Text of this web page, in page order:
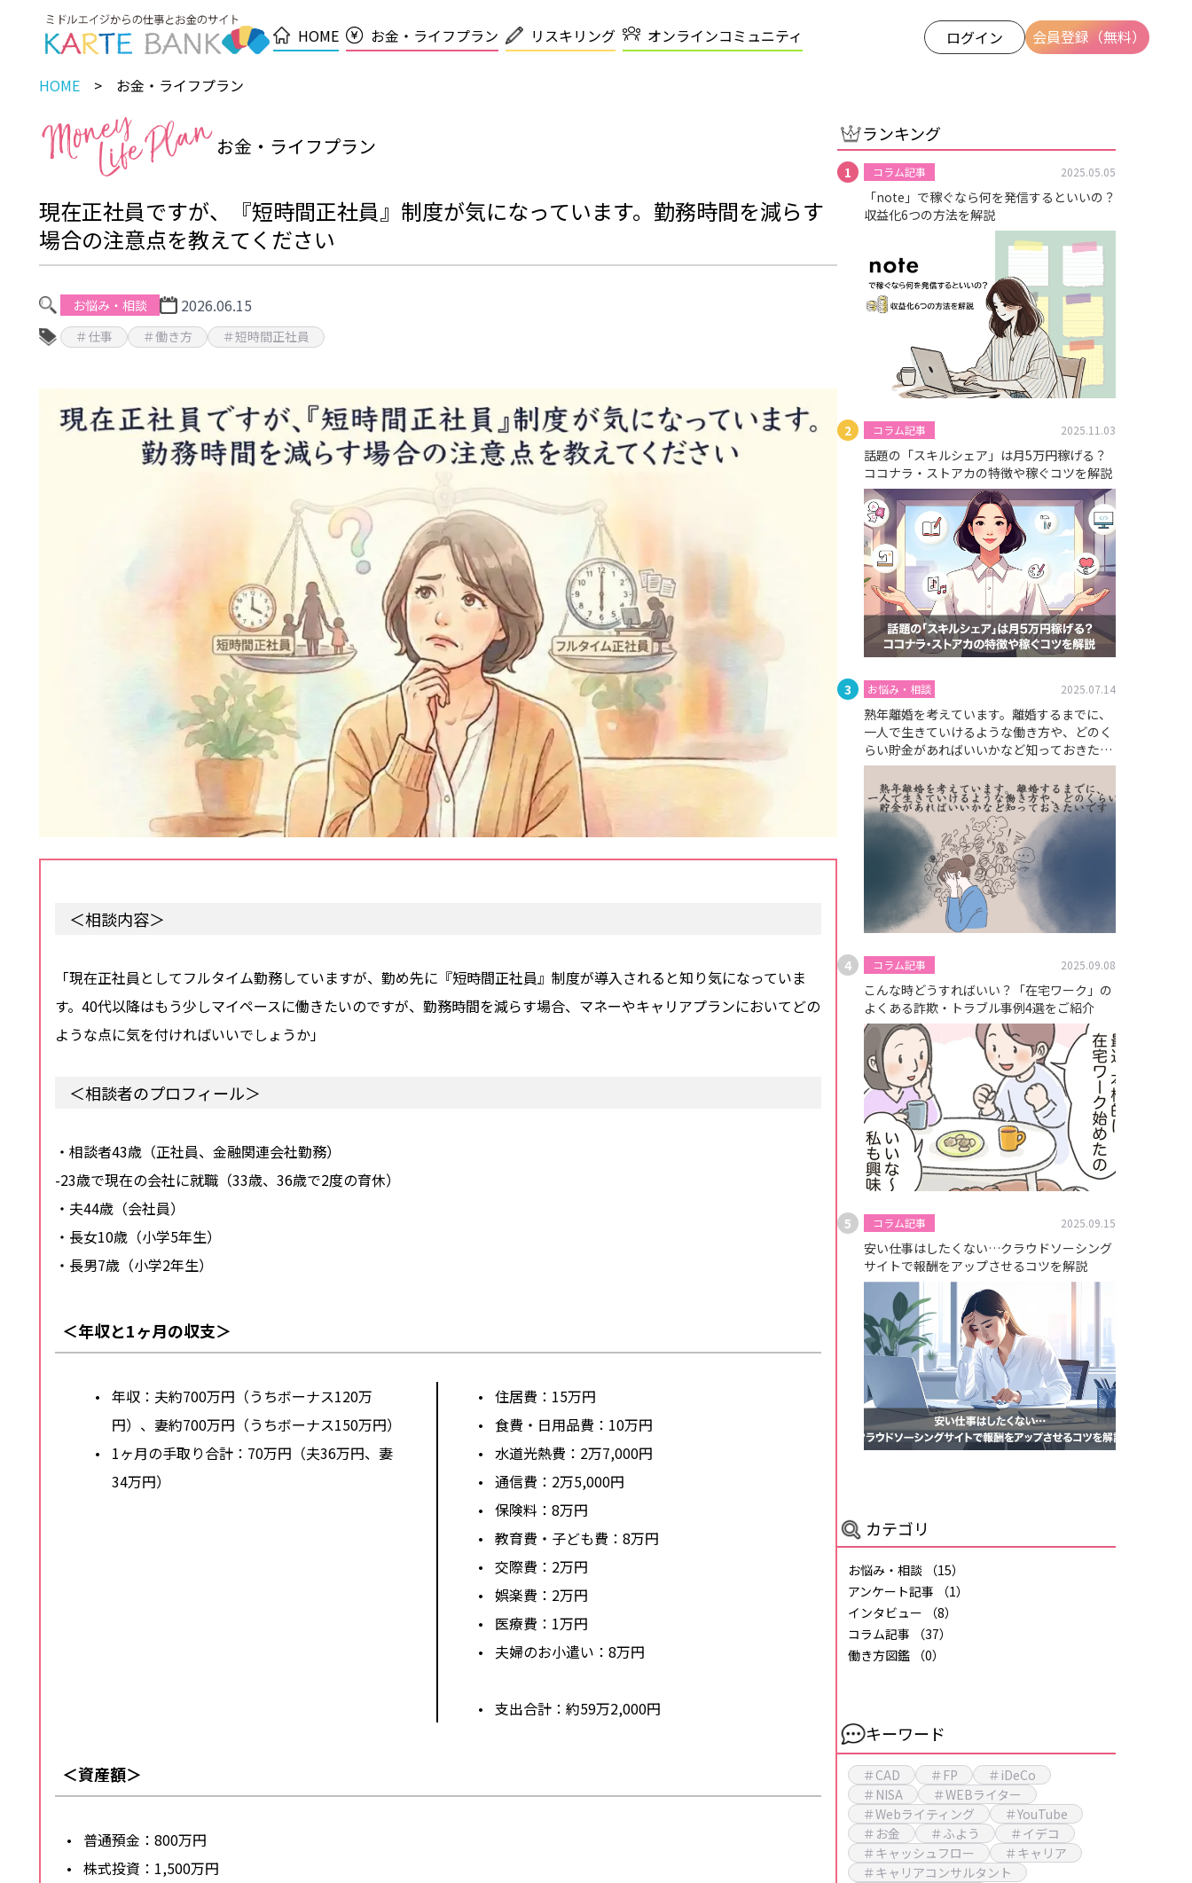
HOME お金・ライフプラン リスキリング オンラインコミュニティ ログイン 会員登録（無料）
HOME お金・ライフプラン
お金・ライフプラン
現在正社員ですが、『短時間正社員』制度が気になっています。勤務時間を減らす
場合の注意点を教えてください
お悩み・相談 2026.06.15
＃仕事 ＃働き方 ＃短時間正社員
＜相談内容＞
「現在正社員としてフルタイム勤務していますが、勤め先に『短時間正社員』制度が導入されると知り気になっていま
す。40代以降はもう少しマイペースに働きたいのですが、勤務時間を減らす場合、マネーやキャリアプランにおいてどの
ような点に気を付ければいいでしょうか」
＜相談者のプロフィール＞
・相談者43歳（正社員、金融関連会社勤務）
-23歳で現在の会社に就職（33歳、36歳で2度の育休）
・夫44歳（会社員）
・長女10歳（小学5年生）
・長男7歳（小学2年生）
＜年収と1ヶ月の収支＞
年収：夫約700万円（うちボーナス120万
円）、妻約700万円（うちボーナス150万円）
1ヶ月の手取り合計：70万円（夫36万円、妻
34万円）
住居費：15万円
食費・日用品費：10万円
水道光熱費：2万7,000円
通信費：2万5,000円
保険料：8万円
教育費・子ども費：8万円
交際費：2万円
娯楽費：2万円
医療費：1万円
夫婦のお小遣い：8万円
支出合計：約59万2,000円
＜資産額＞
普通預金：800万円
株式投資：1,500万円
ランキング
コラム記事 2025.05.05
「note」で稼ぐなら何を発信するといいの？
収益化6つの方法を解説
コラム記事 2025.11.03
話題の「スキルシェア」は月5万円稼げる？
ココナラ・ストアカの特徴や稼ぐコツを解説
お悩み・相談 2025.07.14
熟年離婚を考えています。離婚するまでに、
一人で生きていけるような働き方や、どのく
らい貯金があればいいかなど知っておきたい
です
コラム記事 2025.09.08
こんな時どうすればいい？「在宅ワーク」の
よくある詐欺・トラブル事例4選をご紹介
コラム記事 2025.09.15
安い仕事はしたくない…クラウドソーシング
サイトで報酬をアップさせるコツを解説
カテゴリ
お悩み・相談
（15）
アンケート記事
（1）
インタビュー
（8）
コラム記事
（37）
働き方図鑑
（0）
キーワード
＃CAD ＃FP
＃iDeCo
＃NISA
＃WEBライター
＃Webライティング
＃YouTube
＃お金
＃ふよう
＃イデコ
＃キャッシュフロー
＃キャリア
＃キャリアコンサルタント